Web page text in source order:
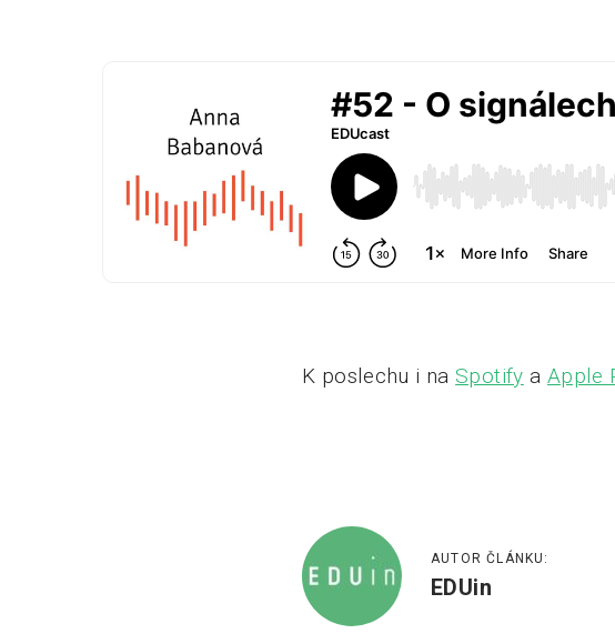
K poslechu i na Spotify a Apple
AUTOR ČLÁNKU:
EDUin